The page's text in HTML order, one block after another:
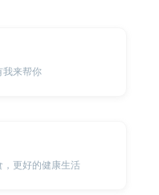
我来帮你
更好的健康生活